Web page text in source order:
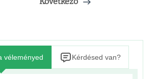
véleményed Kérdésed van?